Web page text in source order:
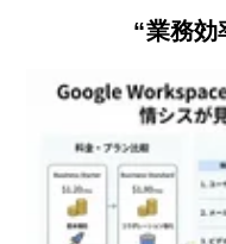
“業務効